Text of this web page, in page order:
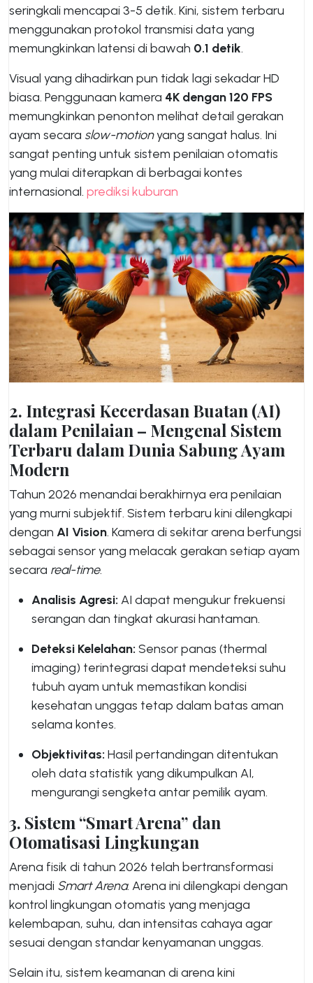
seringkali mencapai 3-5 detik. Kini, sistem terbaru
menggunakan protokol transmisi data yang
memungkinkan latensi di bawah 0.1 detik.
Visual yang dihadirkan pun tidak lagi sekadar HD
biasa. Penggunaan kamera 4K dengan 120 FPS
memungkinkan penonton melihat detail gerakan
ayam secara slow-motionyang sangat halus. Ini
sangat penting untuk sistem penilaian otomatis
yang mulai diterapkan di berbagai kontes
internasional. prediksi kuburan
2. Integrasi Kecerdasan Buatan (AI)
dalam Penilaian – Mengenal Sistem
Terbaru dalam Dunia Sabung Ayam
Modern
Tahun 2026 menandai berakhirnya era penilaian
yang murni subjektif. Sistem terbaru kini dilengkapi
dengan AI Vision. Kamera di sekitar arena berfungsi
sebagai sensor yang melacak gerakan setiap ayam
secara real-time.
Analisis Agresi: AI dapat mengukur frekuensi
serangan dan tingkat akurasi hantaman.
Deteksi Kelelahan: Sensor panas (thermal
imaging) terintegrasi dapat mendeteksi suhu
tubuh ayam untuk memastikan kondisi
kesehatan unggas tetap dalam batas aman
selama kontes.
Objektivitas: Hasil pertandingan ditentukan
oleh data statistik yang dikumpulkan AI,
mengurangi sengketa antar pemilik ayam.
3. Sistem “Smart Arena” dan
Otomatisasi Lingkungan
Arena fisik di tahun 2026 telah bertransformasi
menjadi Smart Arena. Arena ini dilengkapi dengan
kontrol lingkungan otomatis yang menjaga
kelembapan, suhu, dan intensitas cahaya agar
sesuai dengan standar kenyamanan unggas.
Selain itu, sistem keamanan di arena kini